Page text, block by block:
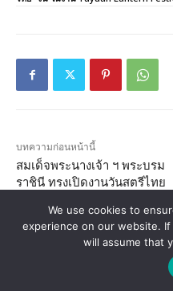
We use cookies to
experience on our website.
will assume that